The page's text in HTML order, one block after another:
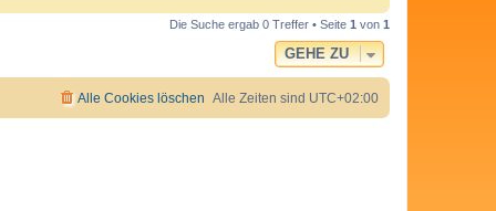
Die Suche ergab 0 Treffer • Seite 1 von 1
GEHE ZU
Alle Zeiten sind UTC+02:00
Alle Cookies löschen